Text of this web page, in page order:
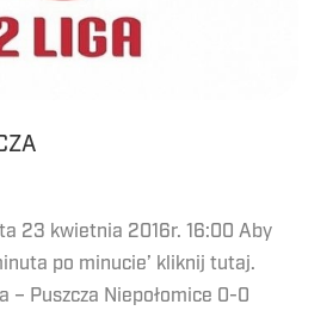
23 kwietnia 2016r. 16:00 Aby
po minucie’ kliknij tutaj.
– Puszcza Niepołomice 0-0